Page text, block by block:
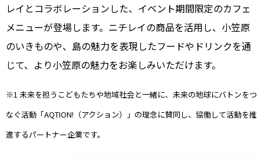
レイとコラボレーションした、イベント期間限定のカフェ
メニューが登場します。ニチレイの商品を活用し、小笠原
のいきものや、島の魅力を表現したフードやドリンクを通
じて、より小笠原の魅力をお楽しみいただけます。
※1 未来を担うこどもたちや地域社会と一緒に、未来の地球にバトンをつ
なぐ活動「AQTION!（アクション）」の理念に賛同し、協働して活動を推
進するパートナー企業です。